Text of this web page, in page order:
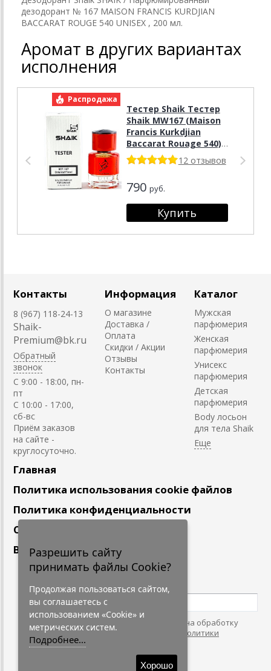
дезодорант № 167 MAISON FRANCIS KURDJIAN
BACCARAT ROUGE 540 UNISEX , 200 мл.
Аромат в других вариантах
исполнения
Распродажа
Тестер Shaik Тестер
Shaik MW167 (Maison
Francis Kurkdjian
Baccarat Rouage 540),
25 ml
12 отзывов
790 руб.
Контакты
8 (967) 118-24-13
Shaik-
Premium@bk.ru
Обратный
звонок
C 9:00 - 18:00, пн-
пт
С 10:00 - 17:00,
сб-вс
Приём заказов
на сайте -
круглосуточно.
Информация
О магазине
Доставка /
Оплата
Скидки / Акции
Отзывы
Контакты
Каталог
Мужская
парфюмерия
Женская
парфюмерия
Унисекс
парфюмерия
Детская
парфюмерия
Body лосьон
для тела Shaik
Главная
Политика использования cookie файлов
Политика конфиденциальности
Сотрудничество
Вакансии
Подпишитесь
Нажимая на кнопку, я даю согласие на обработку
персональных данных. С условиями
"Политики
Конфидециальности"
Разрешить сайту
принимать файлы Cookie?
Продолжая пользоваться сайтом,
вы соглашаетесь с
использованием «Cookie» и
метрических систем.
Подробнее...
Хорошо